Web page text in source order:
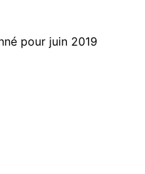
pour juin 2019